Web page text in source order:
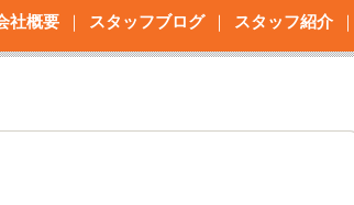
社概要 スタッフブログ スタッフ紹介